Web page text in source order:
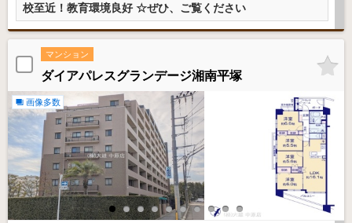
校至近！教育環境良好 ☆ぜひ、ご覧ください
マンション
ダイアパレスグランデージ湘南平塚
画像多数